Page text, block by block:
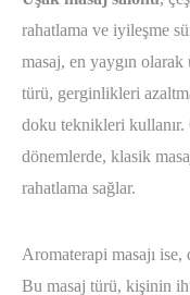
rahatlama ve iyileşme
masaj, en yaygın
türü, gerginlikleri
doku teknikleri
dönemlerde, klasik
rahatlama sağlar.
Aromaterapi masajı ise,
Bu masaj türü, kişinin